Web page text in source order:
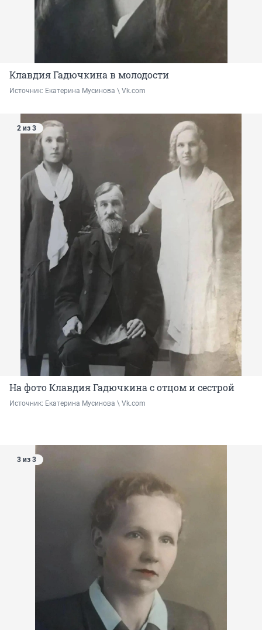
Клавдия Гадючкина в молодости
Источник: Екатерина Мусинова \ Vk.com
2 из 3
На фото Клавдия Гадючкина с отцом и сестрой
Источник: Екатерина Мусинова \ Vk.com
3 из 3